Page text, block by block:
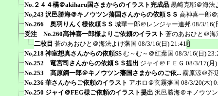
No.２４４橘＠akiharu国さまからのイラスト完成品 黒崎克耶＠海法
No,243 沢邑勝海＠キノウツン藩国さんからの依頼ＳＳ 高神喜一郎
No.266 奥羽りんく様依頼ＳＳ 城華一郎＠レンジャー連邦 08/3/16(
受注 No.260高神喜一郎様よりご依頼のイラスト 蒼のあおひと＠海
二枚目 蒼のあおひと＠海法よけ藩国 08/3/16(日) 21:41
No,218 神室想真さんからの依頼SS む～む～＠紅葉国 08/3/16(日)
No.252 竜宮司さんからの依頼ＳＳ提出 ジャイ＠ＦＥＧ 08/3/17(月
No.253 高原鋼一郎＠キノウツン藩国さまからのご依... 霧原涼＠芥
No.236 華さんからご依頼のイラスト アポロ＠玄霧藩国 08/3/20(木)
No.250 ジャイ＠FEG様ご依頼のイラスト提出 沢邑勝海＠キノウツ